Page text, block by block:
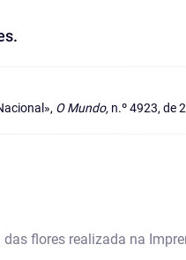
O Mundo,n.º 4923, de
flores realizada na